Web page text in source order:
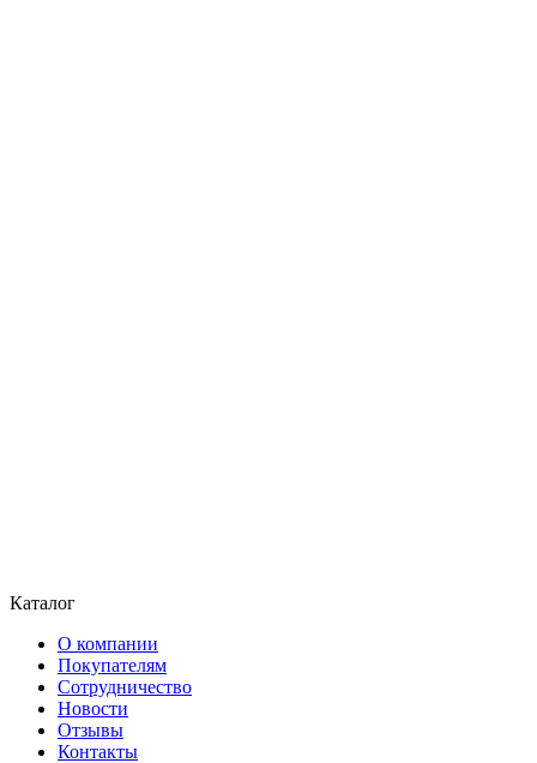
Каталог
О компании
Покупателям
Сотрудничество
Новости
Отзывы
Контакты